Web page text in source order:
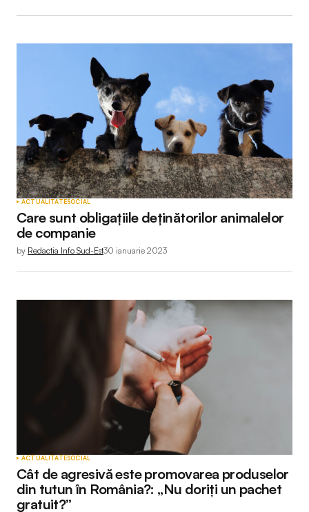
ACTUALITATESOCIAL
Care sunt obligațiile deținătorilor animalelor
de companie
by Redactia Info Sud-Est30 ianuarie 2023
ACTUALITATESOCIAL
Cât de agresivă este promovarea produselor
din tutun în România?: „Nu doriți un pachet
gratuit?”